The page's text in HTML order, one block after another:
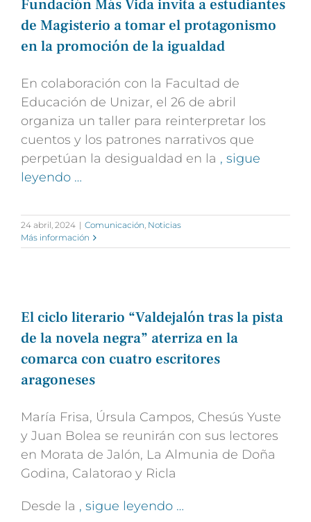
Fundación Más Vida invita a estudiantes
de Magisterio a tomar el protagonismo
en la promoción de la igualdad
En colaboración con la Facultad de
Educación de Unizar, el 26 de abril
organiza un taller para reinterpretar los
cuentos y los patrones narrativos que
perpetúan la desigualdad en la , sigue
leyendo …
24 abril, 2024 | Comunicación, Noticias
Más información
El ciclo literario “Valdejalón tras la pista
de la novela negra” aterriza en la
comarca con cuatro escritores
aragoneses
María Frisa, Úrsula Campos, Chesús Yuste
y Juan Bolea se reunirán con sus lectores
en Morata de Jalón, La Almunia de Doña
Godina, Calatorao y Ricla
Desde la , sigue leyendo …